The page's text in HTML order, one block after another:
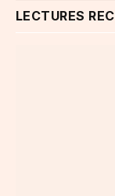
LECTURES